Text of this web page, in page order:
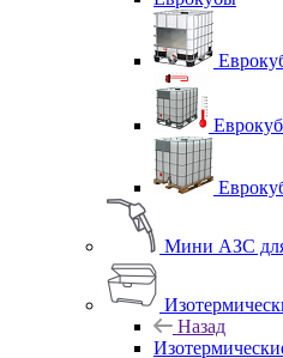
Мини АЗС для
Назад